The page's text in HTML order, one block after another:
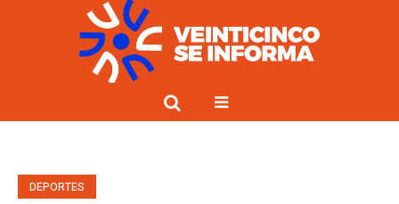
DEPORTES